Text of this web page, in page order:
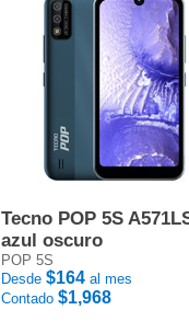
Tecno POP 5S
azul oscuro
POP 5S
Desde $164 al mes
Contado $1,968